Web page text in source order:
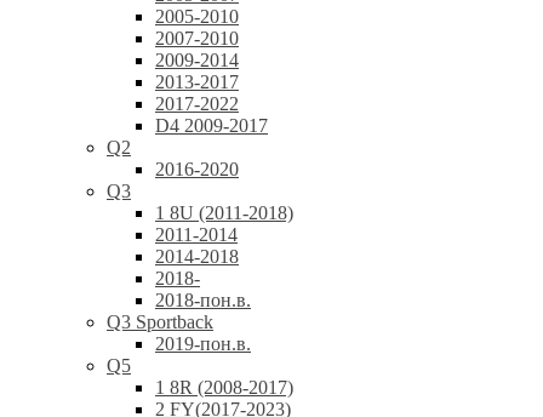
2005-2010
2007-2010
2009-2014
2013-2017
2017-2022
D4 2009-2017
Q2
2016-2020
Q3
1 8U (2011-2018)
2011-2014
2014-2018
2018-
2018-пон.в.
Q3 Sportback
2019-пон.в.
Q5
1 8R (2008-2017)
2 FY(2017-2023)